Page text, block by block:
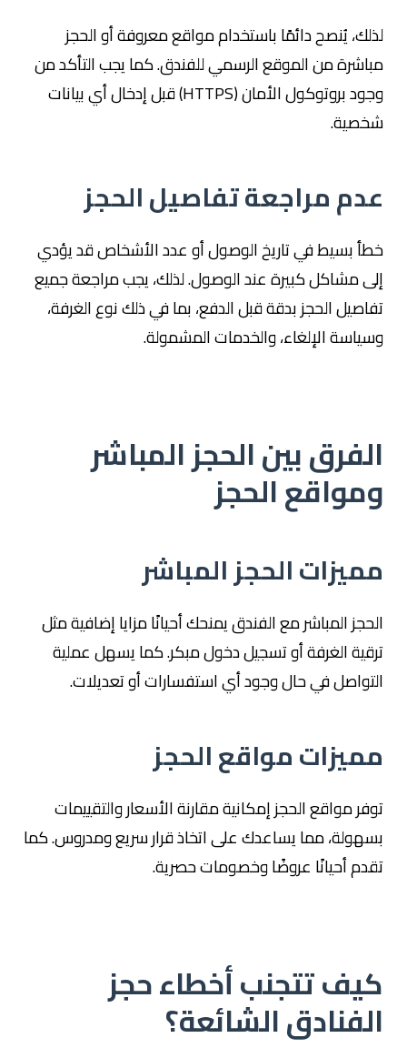
لذلك، يُنصح دائمًا باستخدام مواقع معروفة أو الحجز
مباشرة من الموقع الرسمي للفندق. كما يجب التأكد من
وجود بروتوكول الأمان (HTTPS) قبل إدخال أي بيانات
شخصية.
عدم مراجعة تفاصيل الحجز
خطأ بسيط في تاريخ الوصول أو عدد الأشخاص قد يؤدي
إلى مشاكل كبيرة عند الوصول. لذلك، يجب مراجعة جميع
تفاصيل الحجز بدقة قبل الدفع، بما في ذلك نوع الغرفة،
وسياسة الإلغاء، والخدمات المشمولة.
الفرق بين الحجز المباشر
ومواقع الحجز
مميزات الحجز المباشر
الحجز المباشر مع الفندق يمنحك أحيانًا مزايا إضافية مثل
ترقية الغرفة أو تسجيل دخول مبكر. كما يسهل عملية
التواصل في حال وجود أي استفسارات أو تعديلات.
مميزات مواقع الحجز
توفر مواقع الحجز إمكانية مقارنة الأسعار والتقييمات
بسهولة، مما يساعدك على اتخاذ قرار سريع ومدروس. كما
تقدم أحيانًا عروضًا وخصومات حصرية.
كيف تتجنب أخطاء حجز
الفنادق الشائعة؟